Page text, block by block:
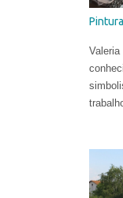
Sua
sua